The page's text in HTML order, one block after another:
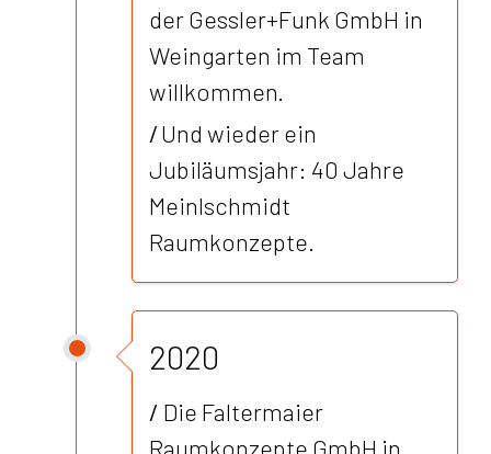
der Gessler+Funk GmbH in
Weingarten im Team
willkommen.
/Und wieder ein
Jubiläumsjahr: 40 Jahre
Meinlschmidt
Raumkonzepte.
2020
/ Die Faltermaier
Raumkonzepte GmbH in